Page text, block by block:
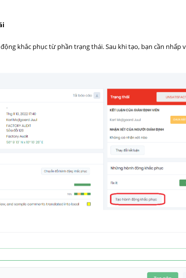
khắc phục từ phần trạng thái. Sau khi tạo, bạn cần nhấp